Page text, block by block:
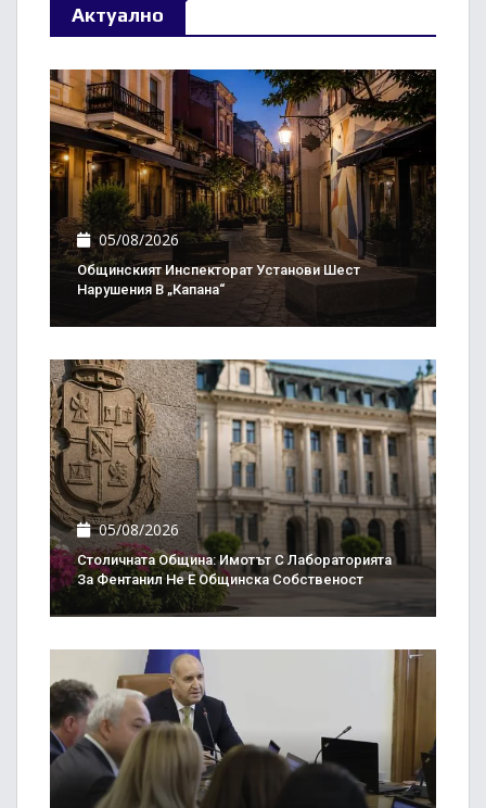
Актуално
05/08/2026
Общинският Инспекторат Установи Шест
Нарушения В „Капана“
05/08/2026
Столичната Община: Имотът С Лабораторията
За Фентанил Не Е Общинска Собственост